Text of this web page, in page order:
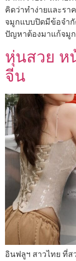
คิดว่าทำง่ายและรา
จมูกแบบปิดมีข้อจำกั
ปัญหาต้องมาแก้จมู
หุ่นสวย ห
จีน
อินฟลูฯ สาวไทย ที่ส